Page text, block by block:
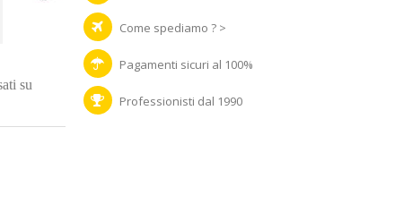
su
Come spediamo ? >
Pagamenti sicuri al 100%
Professionisti dal 1990